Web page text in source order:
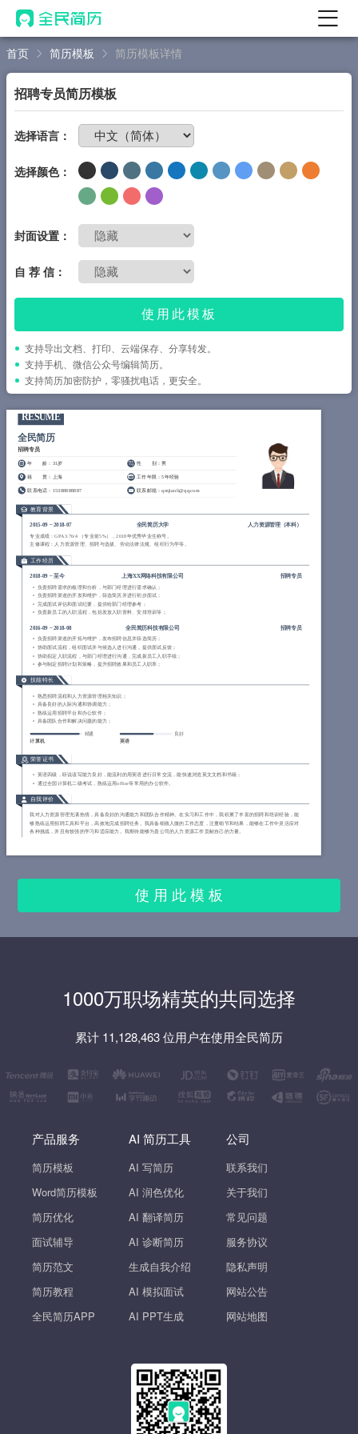
首页
AI 简历工具
AI 优化简历
AI 翻译简历
AI 诊断简历
AI 模拟面试
面试自我介绍
简历教程
登录 / 注册
首页 简历模板 简历模板详情
招聘专员简历模板
选择语言：
选择颜色：
封面设置：
自 荐 信：
使用此模板
支持导出文档、打印、云端保存、分享转发。
支持手机、微信公众号编辑简历。
支持简历加密防护，零骚扰电话，更安全。
RESUME
全民简历
招聘专员
年 龄 ：31岁 性 别 ：男
籍 贯 ：上海 工作年限 ：5年经验
联系电话 ：15388888887 联系邮箱 ：qmjianli@qq.com
教育背景
2015-09 ~2018-07 全民简历大学 人力资源管理（本科）
专业成绩：GPA 3.76/4 （专业前5%），2018年优秀毕业生称号。
主修课程：人力资源管理、招聘与选拔、劳动法律法规、组织行为学等。
工作经历
2018-09 ~至今 上海XX网络科技有限公司
招聘专员
负责招聘需求的梳理和分析，与部门经理进行需求确认；
负责招聘渠道的开发和维护，筛选简历并进行初步面试；
完成面试评估和面试纪要，提供给部门经理参考；
负责新员工的入职流程，包括发放入职资料、安排培训等；
2016-09 ~2018-08 全民简历科技有限公司
招聘专员
负责招聘渠道的开拓与维护，发布招聘信息并筛选简历；
协助面试流程，组织面试并与候选人进行沟通，提供面试反馈；
协助拟定入职流程，与部门经理进行沟通，完成新员工入职手续；
参与制定招聘计划和策略，提升招聘效果和员工入职率；
技能特长
熟悉招聘流程和人力资源管理相关知识；
具备良好的人际沟通和协调能力；
熟练运用招聘平台和办公软件；
具备团队合作和解决问题的能力；
计算机
精通
英语
良好
荣誉证书
英语四级，听说读写能力良好，能流利的用英语进行日常交流，能快速浏览英文文档和书籍；
通过全国计算机二级考试，熟练运用office等常用的办公软件。
自我评价
我对人力资源管理充满热情，具备良好的沟通能力和团队合作精神。在实习和工作中，我积累了丰富的招聘和培训经验，能
够熟练运用招聘工具和平台，高效地完成招聘任务。我具备细致入微的工作态度，注重细节和结果，能够在工作中灵活应对
各种挑战，并且有较强的学习和适应能力。我期待能够为贵公司的人力资源工作贡献自己的力量。
使 用 此 模 板
1000万职场精英的共同选择
累计 11,128,463 位用户在使用全民简历
产品服务
简历模板
Word简历模板
简历优化
面试辅导
简历范文
简历教程
全民简历APP
AI 简历工具
AI 写简历
AI 润色优化
AI 翻译简历
AI 诊断简历
生成自我介绍
AI 模拟面试
AI PPT生成
公司
联系我们
关于我们
常见问题
服务协议
隐私声明
网站公告
网站地图